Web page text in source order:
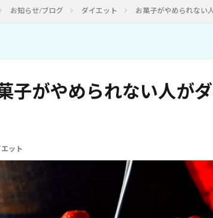
お知らせ/ブログ ダイエット お菓子がやめられない
子がやめられない人が
ット